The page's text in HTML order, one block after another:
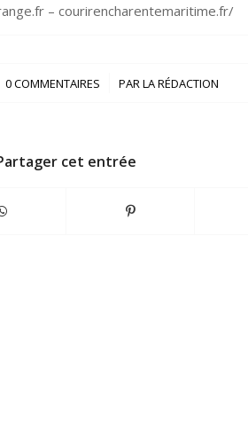
– courirencharentemaritime.fr/
0 COMMENTAIRES
/ PARLA RÉDACTION
cet entrée